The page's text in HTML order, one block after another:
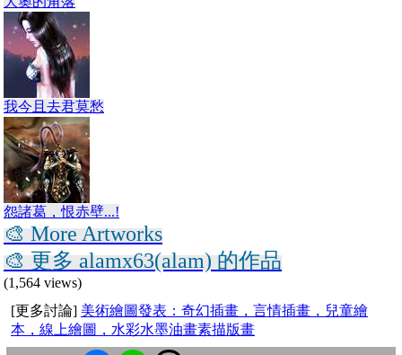
我今且去君莫愁
怨諸葛，恨赤壁...!
🎨 More Artworks
🎨 更多 alamx63(alam) 的作品
(1,564 views)
[更多討論] 美術繪圖發表：奇幻插畫，言情插畫，兒童繪
本，線上繪圖，水彩水墨油畫素描版畫